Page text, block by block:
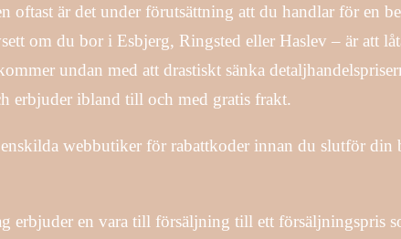
oftast är det under förutsättning att du handlar för en
om du bor i Esbjerg, Ringsted eller Haslev – är att
undan med att drastiskt sänka
erbjuder ibland till och med gratis frakt.
webbutiker för rabattkoder innan du slutför din
erbjuder en vara till försäljning till ett försäljningspris